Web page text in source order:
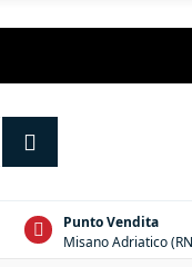
Punto Vendita
Misano Adriatico